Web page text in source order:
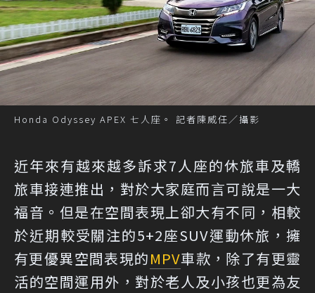
Honda Odyssey APEX 七人座。 記者陳威任／攝影
近年來有越來越多訴求7人座的休旅車及轎
旅車接連推出，對於大家庭而言可說是一大
福音。但是在空間表現上卻大有不同，相較
於近期較受關注的5+2座SUV運動休旅，擁
有更優異空間表現的MPV車款，除了有更靈
活的空間運用外，對於老人及小孩也更為友